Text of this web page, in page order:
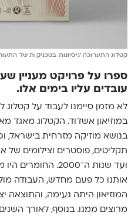
קטלוג התערוכה 'ניסיונות בטכניקות של
ספרו על פרויקט מעניין
עובדים עליו בימים אלו.
לא מזמן סיימנו לעבוד על קטלוג
במוזיאון אשדוד. הקטלוג מאגד
בנושא מוזיקה מזרחית בישראל,
ועד שנות ה־2000.
אותנו כל פעם מחדש, העבודה מול
המוזיאון היתה נעימה, והתוצאה
מרוצים ממנו. בנוסף, לאורך